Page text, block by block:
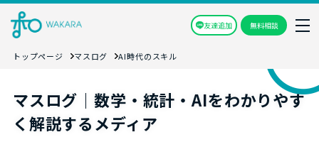
友達追加 無料相談
トップページ マスログ AI時代のスキル
マスログ｜数学・統計・AIをわかりやす
く解説するメディア